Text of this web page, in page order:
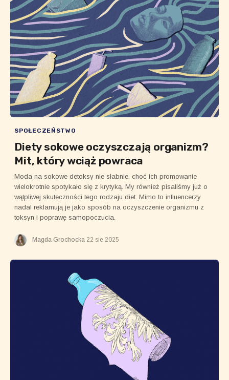
SPOŁECZEŃSTWO
Diety sokowe oczyszczają organizm?
Mit, który wciąż powraca
Moda na sokowe detoksy nie słabnie, choć ich promowanie
wielokrotnie spotykało się z krytyką. My również pisaliśmy już o
wątpliwej skuteczności tego rodzaju diet. Mimo to influencerzy
nadal reklamują je jako sposób na oczyszczenie organizmu z
toksyn i poprawę samopoczucia.
Magda Grochocka 22 sie 2025